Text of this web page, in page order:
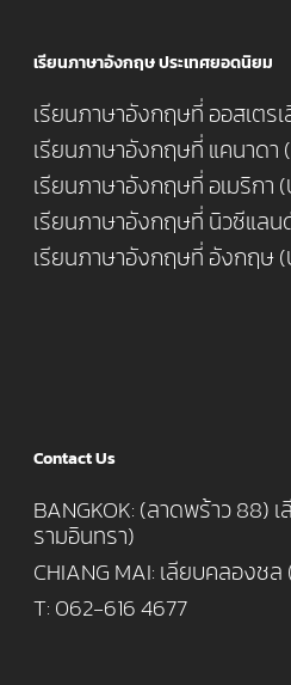
เรียนภาษาอังกฤษ ประเทศยอดนิยม
เรียนภาษาอังกฤษที่ ออสเตร
เรียนภาษาอังกฤษที่ แคนาดา
เรียนภาษาอังกฤษที่ อเมริกา
เรียนภาษาอังกฤษที่ นิวซีแล
เรียนภาษาอังกฤษที่ อังกฤษ
Contact Us
BANGKOK: (ลาดพร้าว 88)
รามอินทรา)
CHIANG MAI: เลียบคลองช
T: 062-616 4677